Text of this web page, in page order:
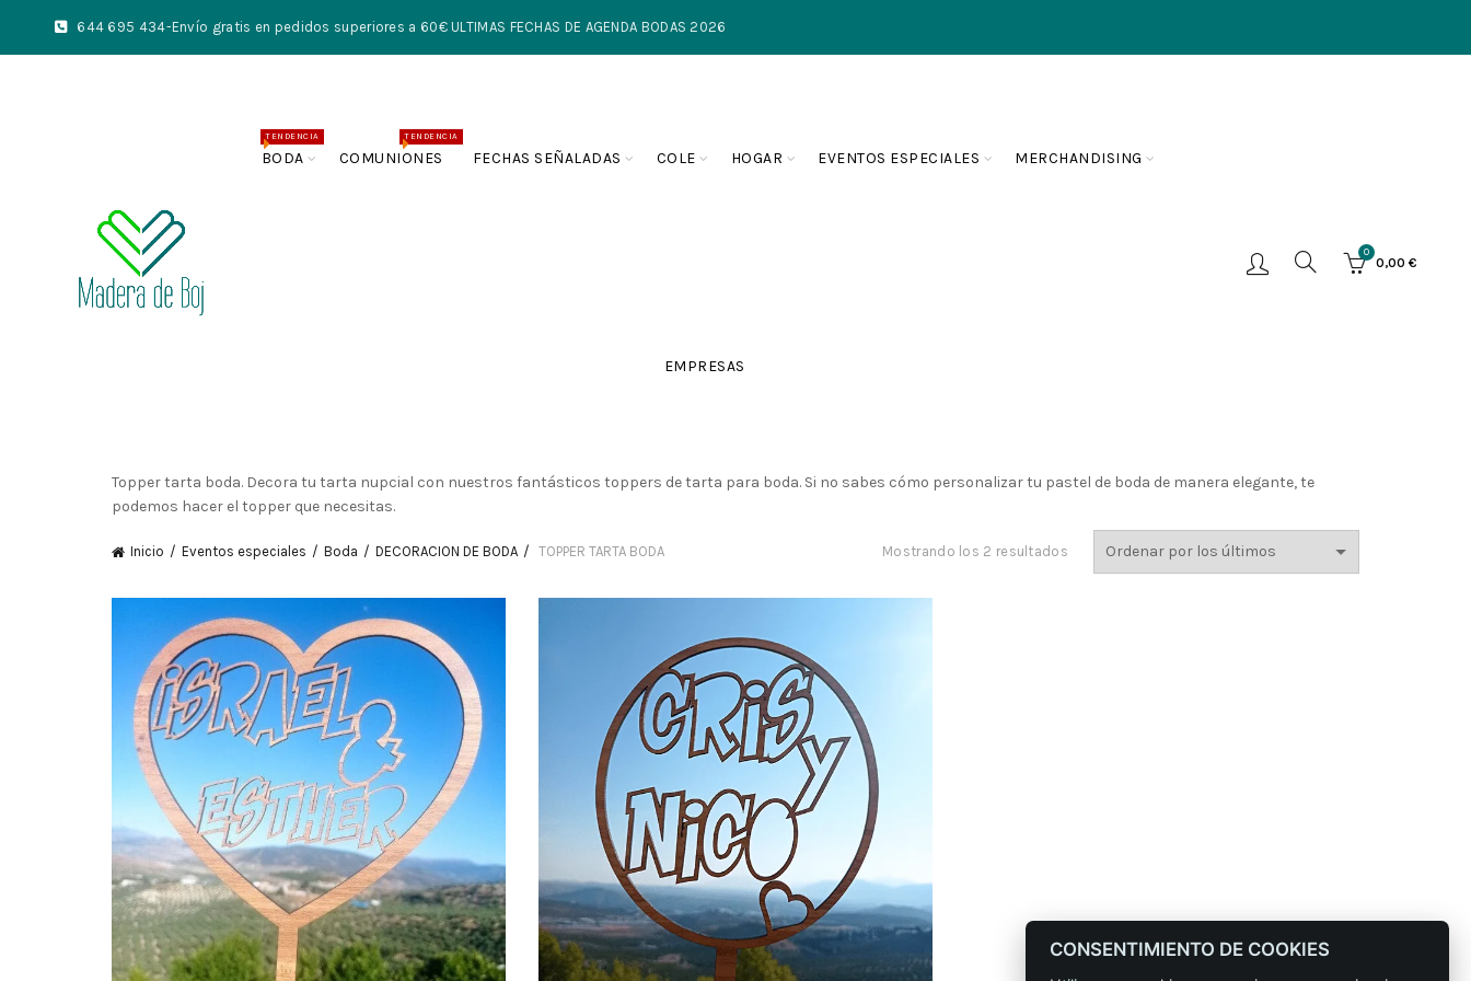
644 695 434-Envío gratis en pedidos superiores a 60€ ULTIMAS FECHAS DE AGENDA BODAS 2026
BODA
TENDENCIA
COMUNIONES
TENDENCIA
FECHAS SEÑALADAS COLE HOGAR EVENTOS ESPECIALES MERCHANDISING
EMPRESAS
0
0,00 €
Topper tarta boda. Decora tu tarta nupcial con nuestros fantásticos toppers de tarta para boda. Si no sabes cómo personalizar tu pastel de boda de manera elegante, te
podemos hacer el topper que necesitas.
Inicio Eventos especiales Boda DECORACION DE BODA TOPPER TARTA BODA Mostrando los 2 resultados Ordenado
CONSENTIMIENTO DE COOKIES